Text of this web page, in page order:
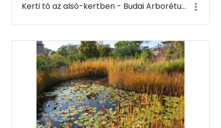
Kerti tó az alsó-kertben - Budai Arborétum